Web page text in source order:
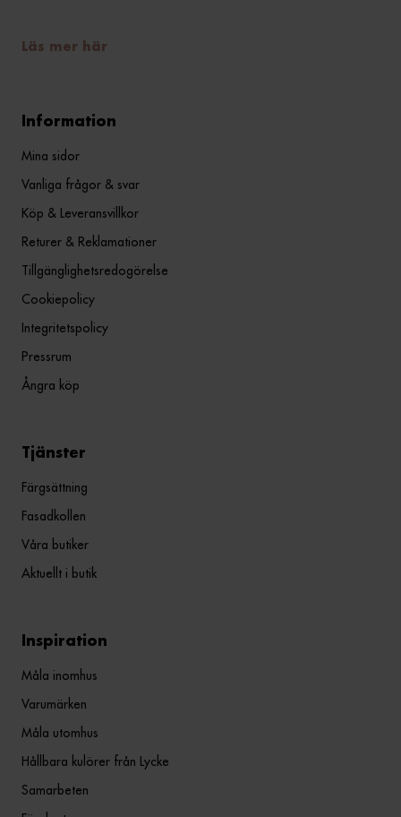
Läs mer här
Information
Mina sidor
Vanliga frågor & svar
Köp & Leveransvillkor
Returer & Reklamationer
Tillgänglighetsredogörelse
Cookiepolicy
Integritetspolicy
Pressrum
Ångra köp
Tjänster
Färgsättning
Fasadkollen
Våra butiker
Aktuellt i butik
Inspiration
Måla inomhus
Varumärken
Måla utomhus
Hållbara kulörer från Lycke
Samarbeten